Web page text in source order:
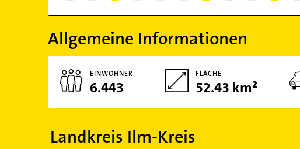
Allgemeine Informationen
EINWOHNER
6.443
FLÄCHE
52.43 km²
Landkreis Ilm-Kreis